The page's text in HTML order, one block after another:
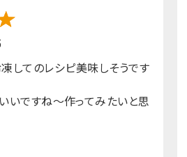
してのレシピ美味しそうです
いですね～作ってみたいと思